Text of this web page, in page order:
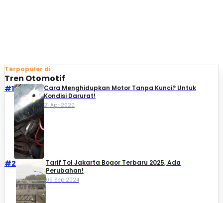
Terpopuler di
Tren Otomotif
#1
Cara Menghidupkan Motor Tanpa Kunci? Untuk
Kondisi Darurat!
21 Apr 2020
#2
Tarif Tol Jakarta Bogor Terbaru 2025, Ada
Perubahan!
09 Sep 2024